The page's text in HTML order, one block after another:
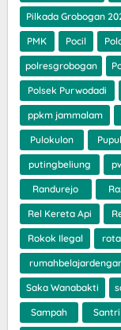
Pilkada Grobogan
PMK Pocil
polresgrobogan
Polsek Purwodadi
ppkm jammalam
Pulokulon
putingbeliung
Randurejo
Rel Kereta Api
Rokok Ilegal
Saka Wanabakti
Sampah Santri